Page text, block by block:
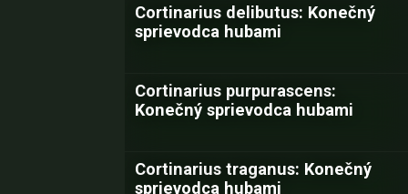
Cortinarius delibutus: Konečný
sprievodca hubami
Cortinarius purpurascens:
Konečný sprievodca hubami
Cortinarius traganus: Konečný
sprievodca hubami